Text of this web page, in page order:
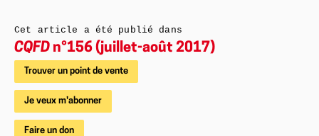
Cet article a été publié dans
CQFD n°156 (juillet-août 2017)
Trouver un point de vente
Je veux m'abonner
Faire un don